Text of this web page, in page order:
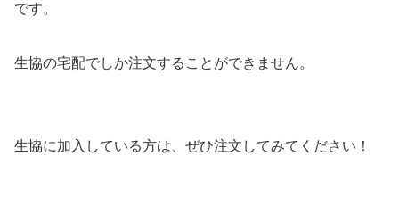
です。
生協の宅配でしか注文することができません。
生協に加入している方は、ぜひ注文してみてください！